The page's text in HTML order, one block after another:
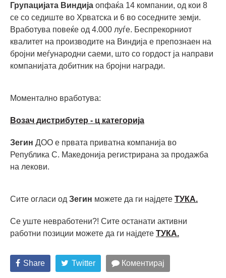
Групацијата Виндија опфаќа 14 компании, од кои 8
се со седиште во Хрватска и 6 во соседните земји.
Вработува повеќе од 4.000 луѓе. Беспрекорниот
квалитет на производите на Виндија е препознаен на
бројни меѓународни саеми, што со гордост ја направи
компанијата добитник на бројни награди.
Моментално вработува:
Возач дистрибутер - ц категорија
Зегин ДОО е првата приватна компанија во
Република С. Македонија регистрирана за продажба
на лекови.
Сите огласи од Зегин можете да ги најдете ТУКА.
Се уште невработени?! Сите останати активни
работни позиции можете да ги најдете ТУКА.
Share Twitter Коментирај